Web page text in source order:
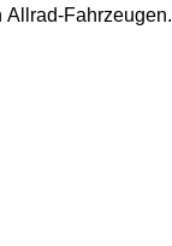
Allrad-Fahrzeugen.